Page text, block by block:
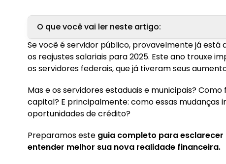
O que você vai ler neste artigo:
1. Reajuste dos servidores públicos federais em
1.1. Detalhes da MP 1.286/24
1.3. O que muda na margem consignável de
2. Reajustes de salário para servidores públicos
2.1. São Paulo
2.2. Rio de Janeiro
Se você é servidor público, provavelmente já
os reajustes salariais para 2025. Este ano trouxe
os servidores federais, que já tiveram seus
Mas e os servidores estaduais e municipais?
capital? E principalmente: como essas mudanças
oportunidades de crédito?
Preparamos este guia completo para
entender melhor sua nova realidade financeira.